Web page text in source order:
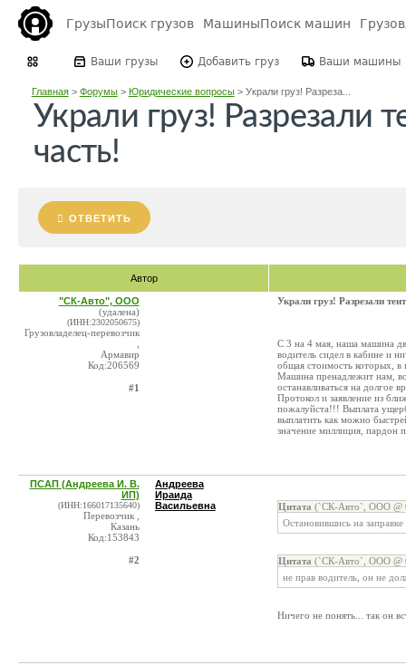
ГрузыПоиск грузов МашиныПоиск машин
Ваши грузы Добавить груз Ваши машины
Главная> Форумы> Юридические вопросы> Украли груз! Разреза...
Украли груз! Разрезали
часть!
ОТВЕТИТЬ
Автор
"СК-Авто", ООО
(удалена)
(ИНН:2302050675)
Грузовладелец-перевозчик
Армавир
Код:206569
#1
Украли груз! Разрезали
С 3 на 4 мая, наша машина
водитель сидел в кабине и
общая стоимость которых, в
Машина пренадлежит нам,
останавливаться на долгое
Протокол и заявление из
пожалуйста!!! Выплата
выплатить как можно
значение миллиция, пардон
ПСАП (Андреева И. В.
ИП)
(ИНН:166017135640)
Перевозчик ,
Казань
Код:153843
#2
Андреева
Ираида
Васильевна
Цитата (`СК-Авто`, ООО @
Остановившись на заправке
Цитата (`СК-Авто`, ООО @
не прав водитель, он не
Ничего не понять... так он